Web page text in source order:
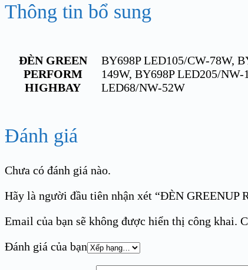
Thông tin bổ sung
ĐÈN GREEN
PERFORM
HIGHBAY
BY698P LED105/CW-78W,
149W, BY698P LED205/
LED68/NW-52W
Đánh giá
Chưa có đánh giá nào.
Hãy là người đầu tiên nhận xét “ĐÈN
Email của bạn sẽ không được hiển thị công khai.
Đánh giá của bạn